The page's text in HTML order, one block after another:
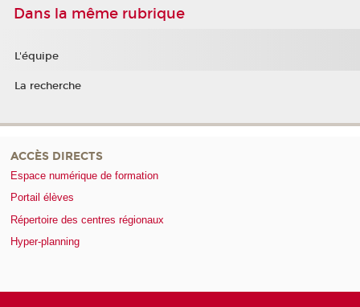
Dans la même rubrique
L'équipe
La recherche
ACCÈS DIRECTS
Espace numérique de formation
Portail élèves
Répertoire des centres régionaux
Hyper-planning